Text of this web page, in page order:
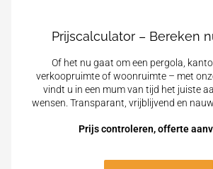
Prijscalculator – Bereken
Of het nu gaat om een pergola,
verkoopruimte of woonruimte – met
vindt u in een mum van tijd het juiste
wensen. Transparant, vrijblijvend en
Prijs controleren, offerte